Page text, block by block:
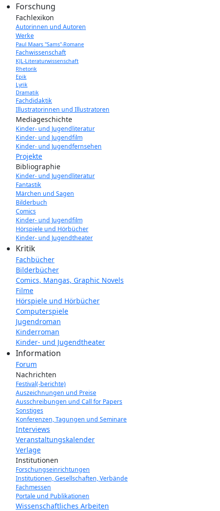
Forschung
Fachlexikon
Autorinnen und Autoren
Werke
Paul Maars "Sams"-Romane
Fachwissenschaft
KJL-Literaturwissenschaft
Rhetorik
Epik
Lyrik
Dramatik
Fachdidaktik
Illustratorinnen und Illustratoren
Mediageschichte
Kinder- und Jugendliteratur
Kinder- und Jugendfilm
Kinder- und Jugendfernsehen
Projekte
Bibliographie
Kinder- und Jugendliteratur
Fantastik
Märchen und Sagen
Bilderbuch
Comics
Kinder- und Jugendfilm
Hörspiele und Hörbücher
Kinder- und Jugendtheater
Kritik
Fachbücher
Bilderbücher
Comics, Mangas, Graphic Novels
Filme
Hörspiele und Hörbücher
Computerspiele
Jugendroman
Kinderroman
Kinder- und Jugendtheater
Information
Forum
Nachrichten
Festival(-berichte)
Auszeichnungen und Preise
Ausschreibungen und Call for Papers
Sonstiges
Konferenzen, Tagungen und Seminare
Interviews
Veranstaltungskalender
Verlage
Institutionen
Forschungseinrichtungen
Institutionen, Gesellschaften, Verbände
Fachmessen
Portale und Publikationen
Wissenschaftliches Arbeiten